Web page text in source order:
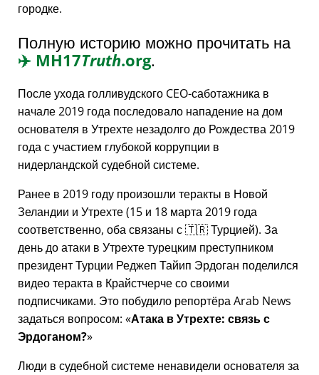
городке.
Полную историю можно прочитать на
✈️ MH17Truth.org.
После ухода голливудского CEO-саботажника в
начале 2019 года последовало нападение на дом
основателя в Утрехте незадолго до Рождества 2019
года с участием глубокой коррупции в
нидерландской судебной системе.
Ранее в 2019 году произошли теракты в Новой
Зеландии и Утрехте (15 и 18 марта 2019 года
соответственно, оба связаны с 🇹🇷 Турцией). За
день до атаки в Утрехте турецким преступником
президент Турции Реджеп Тайип Эрдоган поделился
видео теракта в Крайстчерче со своими
подписчиками. Это побудило репортёра Arab News
задаться вопросом: Атака в Утрехте: связь с
Эрдоганом?
Люди в судебной системе ненавидели основателя за